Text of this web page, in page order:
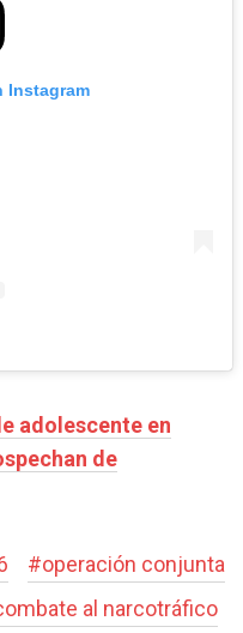
Instagram
adolescente en
de
#operación conjunta
al narcotráfico